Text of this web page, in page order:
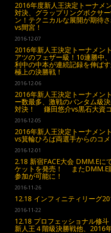
2016年度新人王決定トーナ
対決、グラップリングボクサ
ン！テクニカルな展開が期待
vs間宮！
2016-12-07
2016年新人王決定トーナメ
アツのフェザー級！10連勝中
利中の中本が連続記録を伸ば
極上の決勝戦！
2016-12-06
2016年新人王決定トーナメ
ー数最多、激戦のバンタム級
対決！ 鎌田悠介vs黒石大資コ
2016-12-05
2016年新人王決定トーナメ
vs箕輪ひろば両選手からのコ
2016-12-01
2.18 新宿FACE大会 DMM.Eに
ケットを発売！ またDMM.E
参加が可能に！
2016-11-26
12.18 インフィニティリーグ
2016-11-22
12.18 プロフェッショナル修
新人王４階級決勝戦他、2016